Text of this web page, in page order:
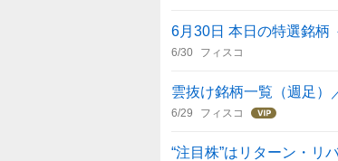
6月30日 本日の特選銘柄
6/30 フィスコ
雲抜け銘柄一覧（週足）
6/29 フィスコ
“注目株”はリターン・リ